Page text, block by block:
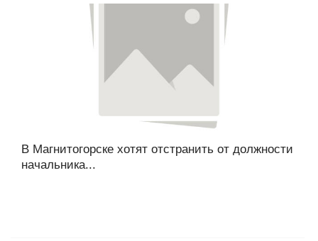
В Магнитогорске хотят отстранить от должности
начальника...